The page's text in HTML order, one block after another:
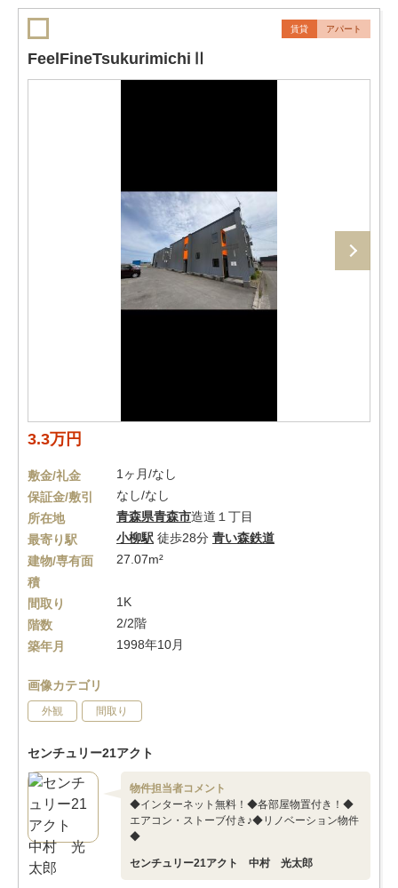
賃貸 アパート
FeelFineTsukurimichiⅡ
3.3万円
敷金/礼金
1ヶ月/なし
保証金/敷引
なし/なし
所在地
青森県青森市造道１丁目
最寄り駅
小柳駅 徒歩28分 青い森鉄道
建物/専有面
積
27.07m²
間取り
1K
階数
2/2階
築年月
1998年10月
画像カテゴリ
外観 間取り
センチュリー21アクト
物件担当者コメント
◆インターネット無料！◆各部屋物置付き！◆
エアコン・ストーブ付き♪◆リノベーション物件
◆
センチュリー21アクト 中村 光太郎